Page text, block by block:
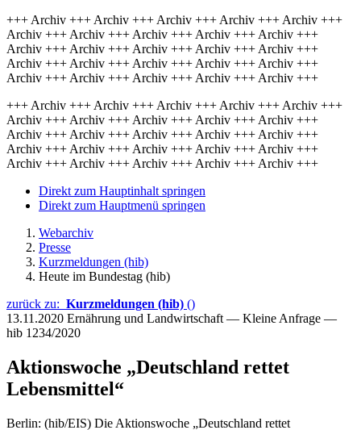
+++ Archiv +++ Archiv +++ Archiv +++ Archiv +++ Archiv +++
Archiv +++ Archiv +++ Archiv +++ Archiv +++ Archiv +++
Archiv +++ Archiv +++ Archiv +++ Archiv +++ Archiv +++
Archiv +++ Archiv +++ Archiv +++ Archiv +++ Archiv +++
Archiv +++ Archiv +++ Archiv +++ Archiv +++ Archiv +++
+++ Archiv +++ Archiv +++ Archiv +++ Archiv +++ Archiv +++
Archiv +++ Archiv +++ Archiv +++ Archiv +++ Archiv +++
Archiv +++ Archiv +++ Archiv +++ Archiv +++ Archiv +++
Archiv +++ Archiv +++ Archiv +++ Archiv +++ Archiv +++
Archiv +++ Archiv +++ Archiv +++ Archiv +++ Archiv +++
Direkt zum Hauptinhalt springen
Direkt zum Hauptmenü springen
Webarchiv
Presse
Kurzmeldungen (hib)
Heute im Bundestag (hib)
zurück zu: Kurzmeldungen (hib) ()
13.11.2020 Ernährung und Landwirtschaft — Kleine Anfrage —
hib 1234/2020
Aktionswoche „Deutschland rettet
Lebensmittel“
Berlin: (hib/EIS) Die Aktionswoche „Deutschland rettet